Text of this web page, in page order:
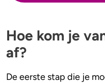
Hoe kom je
af?
De eerste stap die je